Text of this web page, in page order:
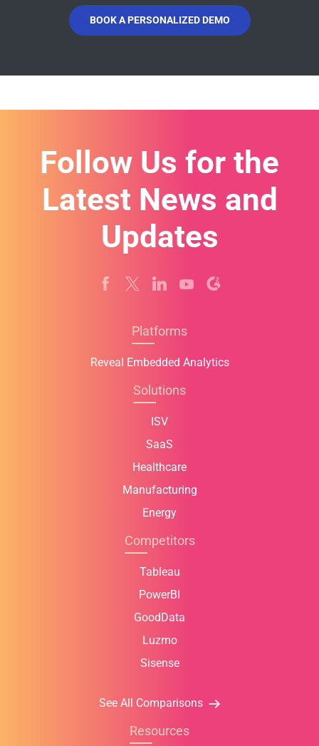
BOOK A PERSONALIZED DEMO
Follow Us for the
Latest News and
Updates
Platforms
Reveal Embedded Analytics
Solutions
ISV
SaaS
Healthcare
Manufacturing
Energy
Competitors
Tableau
PowerBI
GoodData
Luzmo
Sisense
See All Comparisons
Resources